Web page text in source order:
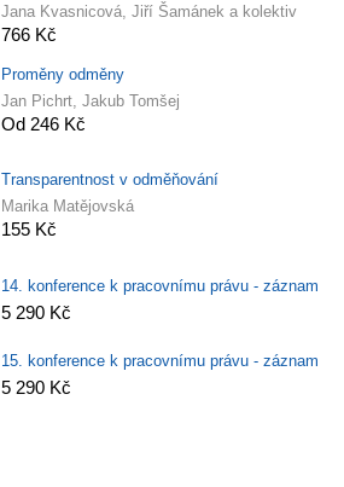
Jana Kvasnicová, Jiří Šamánek a kolektiv
766 Kč
Proměny odměny
Jan Pichrt, Jakub Tomšej
Od 246 Kč
Transparentnost v odměňování
Marika Matějovská
155 Kč
14. konference k pracovnímu právu - záznam
5 290 Kč
15. konference k pracovnímu právu - záznam
5 290 Kč